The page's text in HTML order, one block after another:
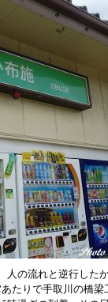
人の流れと逆行した
たりで手取川の橋